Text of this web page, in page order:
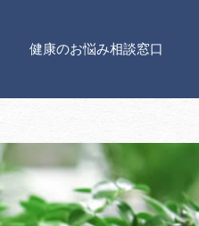
健康のお悩み相談窓口